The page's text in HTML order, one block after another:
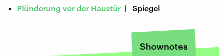
Plünderung vor der Haustür | Spiegel
Shownotes